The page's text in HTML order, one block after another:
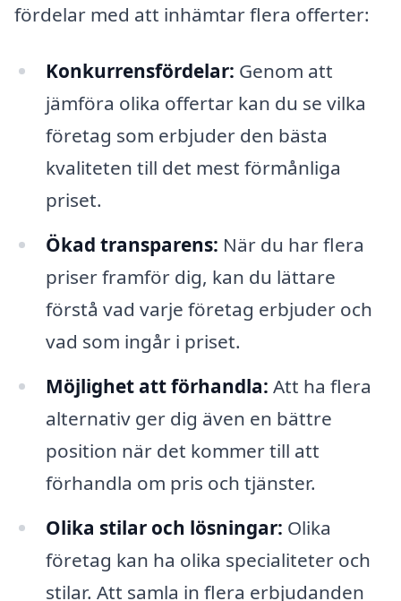
fördelar med att inhämtar flera offerter:
Konkurrensfördelar: Genom att
jämföra olika offertar kan du se vilka
företag som erbjuder den bästa
kvaliteten till det mest förmånliga
priset.
Ökad transparens: När du har flera
priser framför dig, kan du lättare
förstå vad varje företag erbjuder och
vad som ingår i priset.
Möjlighet att förhandla: Att ha flera
alternativ ger dig även en bättre
position när det kommer till att
förhandla om pris och tjänster.
Olika stilar och lösningar: Olika
företag kan ha olika specialiteter och
stilar. Att samla in flera erbjudanden